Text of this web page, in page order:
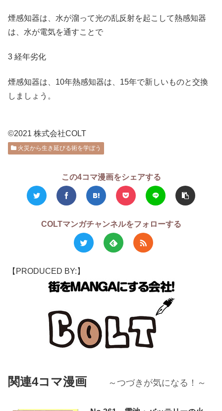
煙感知器は、水が溜って光の乱反射を起こして熱感知器
は、水が電気を通すことで
3 経年劣化
煙感知器は、10年熱感知器は、15年で新しいものと交換
しましょう。
©2021 株式会社COLT
火災から生き延びる術を学ぼう
この4コマ漫画をシェアする
COLTマンガチャンネルをフォローする
【PRODUCED BY:】
関連4コマ漫画 ～つづきが気になる！～